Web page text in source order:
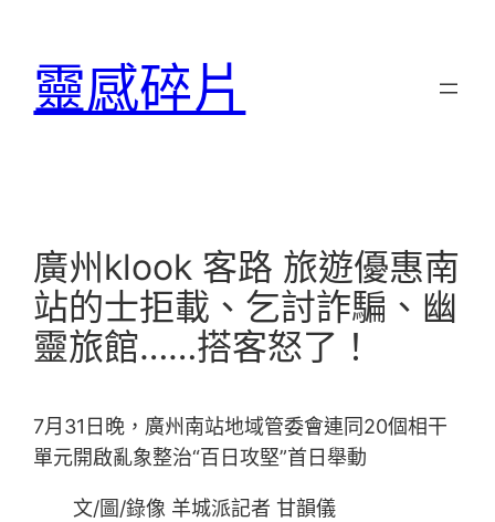
靈感碎片
廣州klook 客路 旅遊優惠南
站的士拒載、乞討詐騙、幽
靈旅館……搭客怒了！
7月31日晚，廣州南站地域管委會連同20個相干
單元開啟亂象整治“百日攻堅”首日舉動
文/圖/錄像 羊城派記者 甘韻儀